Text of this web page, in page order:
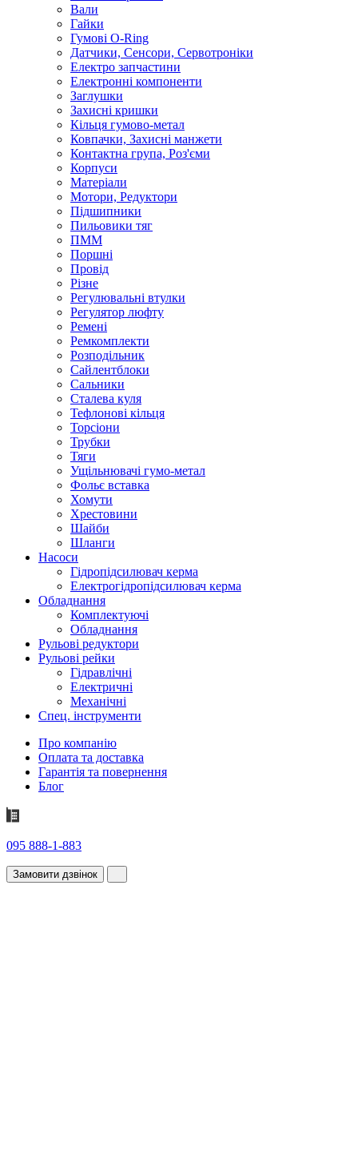
Вали
Гайки
Гумові O-Ring
Датчики, Сенсори, Сервотроніки
Електро запчастини
Електронні компоненти
Заглушки
Захисні кришки
Кільця гумово-метал
Ковпачки, Захисні манжети
Контактна група, Роз'єми
Корпуси
Матеріали
Мотори, Редуктори
Підшипники
Пильовики тяг
ПММ
Поршні
Провід
Різне
Регулювальні втулки
Регулятор люфту
Ремені
Ремкомплекти
Розподільник
Сайлентблоки
Сальники
Сталева куля
Тефлонові кільця
Торсіони
Трубки
Тяги
Ущільнювачі гумо-метал
Фольє вставка
Хомути
Хрестовини
Шайби
Шланги
Насоси
Гідропідсилювач керма
Електрогідропідсилювач керма
Обладнання
Комплектуючі
Обладнання
Рульові редуктори
Рульові рейки
Гідравлічні
Електричні
Механічні
Спец. інструменти
Про компанію
Оплата та доставка
Гарантія та повернення
Блог
095 888-1-883
Замовити дзвінок